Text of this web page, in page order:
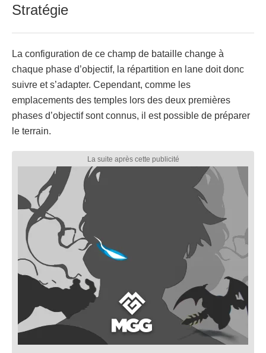
Stratégie
La configuration de ce champ de bataille change à
chaque phase d’objectif, la répartition en lane doit donc
suivre et s’adapter. Cependant, comme les
emplacements des temples lors des deux premières
phases d’objectif sont connus, il est possible de préparer
le terrain.